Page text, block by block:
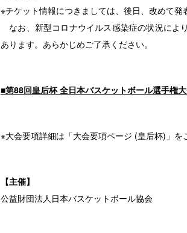
※チケット情報につきましては、後日、改めて発
なお、新型コロナウイルス感染症の状況によ
あります。あらかじめご了承ください。
■第88回皇后杯 全日本バスケットボール選手権
※大会要項詳細は 「大会要項ページ (皇后杯)」 を
【主催】
公益財団法人日本バスケットボール協会